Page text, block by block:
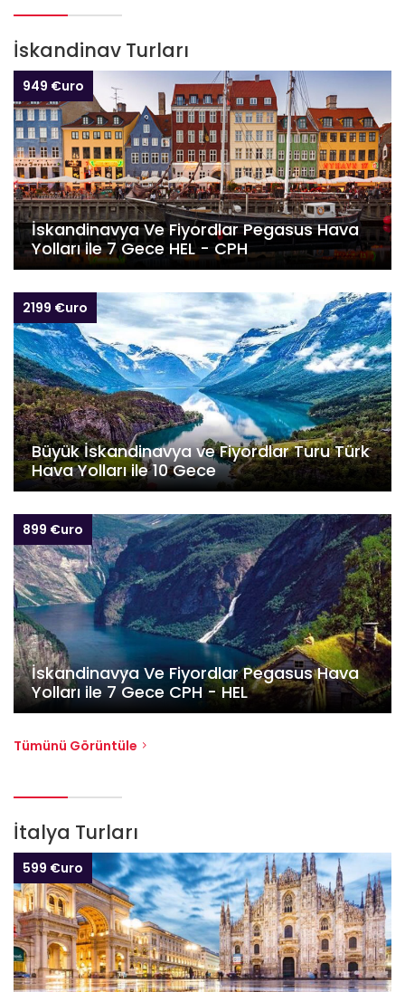
İskandinav Turları
949 €uro
İskandinavya Ve Fiyordlar Pegasus Hava
Yolları ile 7 Gece HEL - CPH
2199 €uro
Büyük İskandinavya ve Fiyordlar Turu Türk
Hava Yolları ile 10 Gece
899 €uro
İskandinavya Ve Fiyordlar Pegasus Hava
Yolları ile 7 Gece CPH - HEL
Tümünü Görüntüle
İtalya Turları
599 €uro